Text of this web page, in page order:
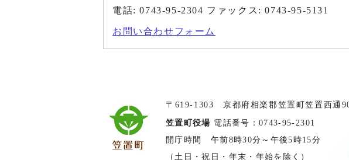
電話: 0743-95-2304 ファックス: 0743-95-5131
お問い合わせフォーム
〒619-1303 京都府相楽郡笠置町笠置西通
笠置町役場 電話番号：0743-95-2301
開庁時間 午前8時30分～午後5時15分
（土日・祝日・年末・年始を除く）